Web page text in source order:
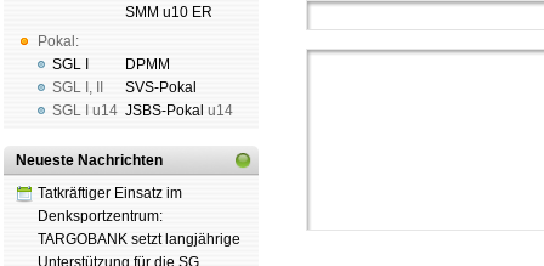
Pokal:
SGL I
SGL I ,
SGL I
u14
SMM u10 ER
DPMM
SVS-Pokal
JSBS-Pokal u14
Neueste Nachrichten
Tatkräftiger Einsatz im
Denksportzentrum:
TARGOBANK setzt langjährige
Unterstützung für die SG